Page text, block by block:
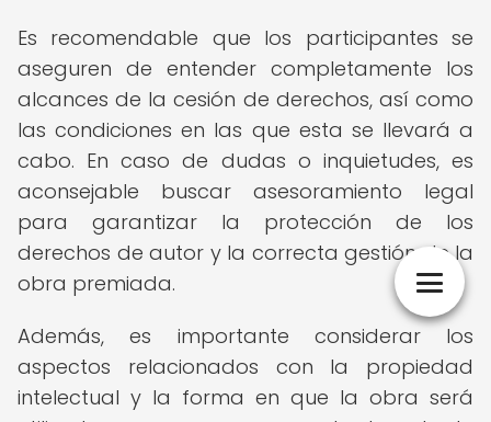
Es recomendable que los participantes se
aseguren de entender completamente los
alcances de la cesión de derechos, así como
las condiciones en las que esta se llevará a
cabo. En caso de dudas o inquietudes, es
aconsejable buscar asesoramiento legal
para garantizar la protección de los
derechos de autor y la correcta gestión de la
obra premiada.
Además, es importante considerar los
aspectos relacionados con la propiedad
intelectual y la forma en que la obra será